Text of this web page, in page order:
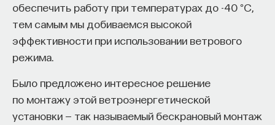
обеспечить работу при температурах до -40 °C,
тем самым мы добиваемся высокой
эффективности при использовании ветрового
режима.
Было предложено интересное решение
по монтажу этой ветроэнергетической
установки — так называемый бескрановый монтаж